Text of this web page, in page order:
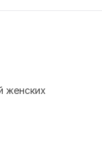
женских